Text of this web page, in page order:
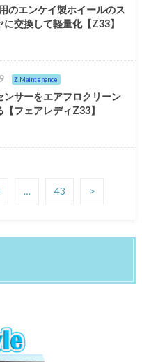
のエンケイ製ホイールのス
交換して軽量化【Z33】
Z Maintenance
ンサーをエアフロクリーン
フェアレディZ33】
… 43 >